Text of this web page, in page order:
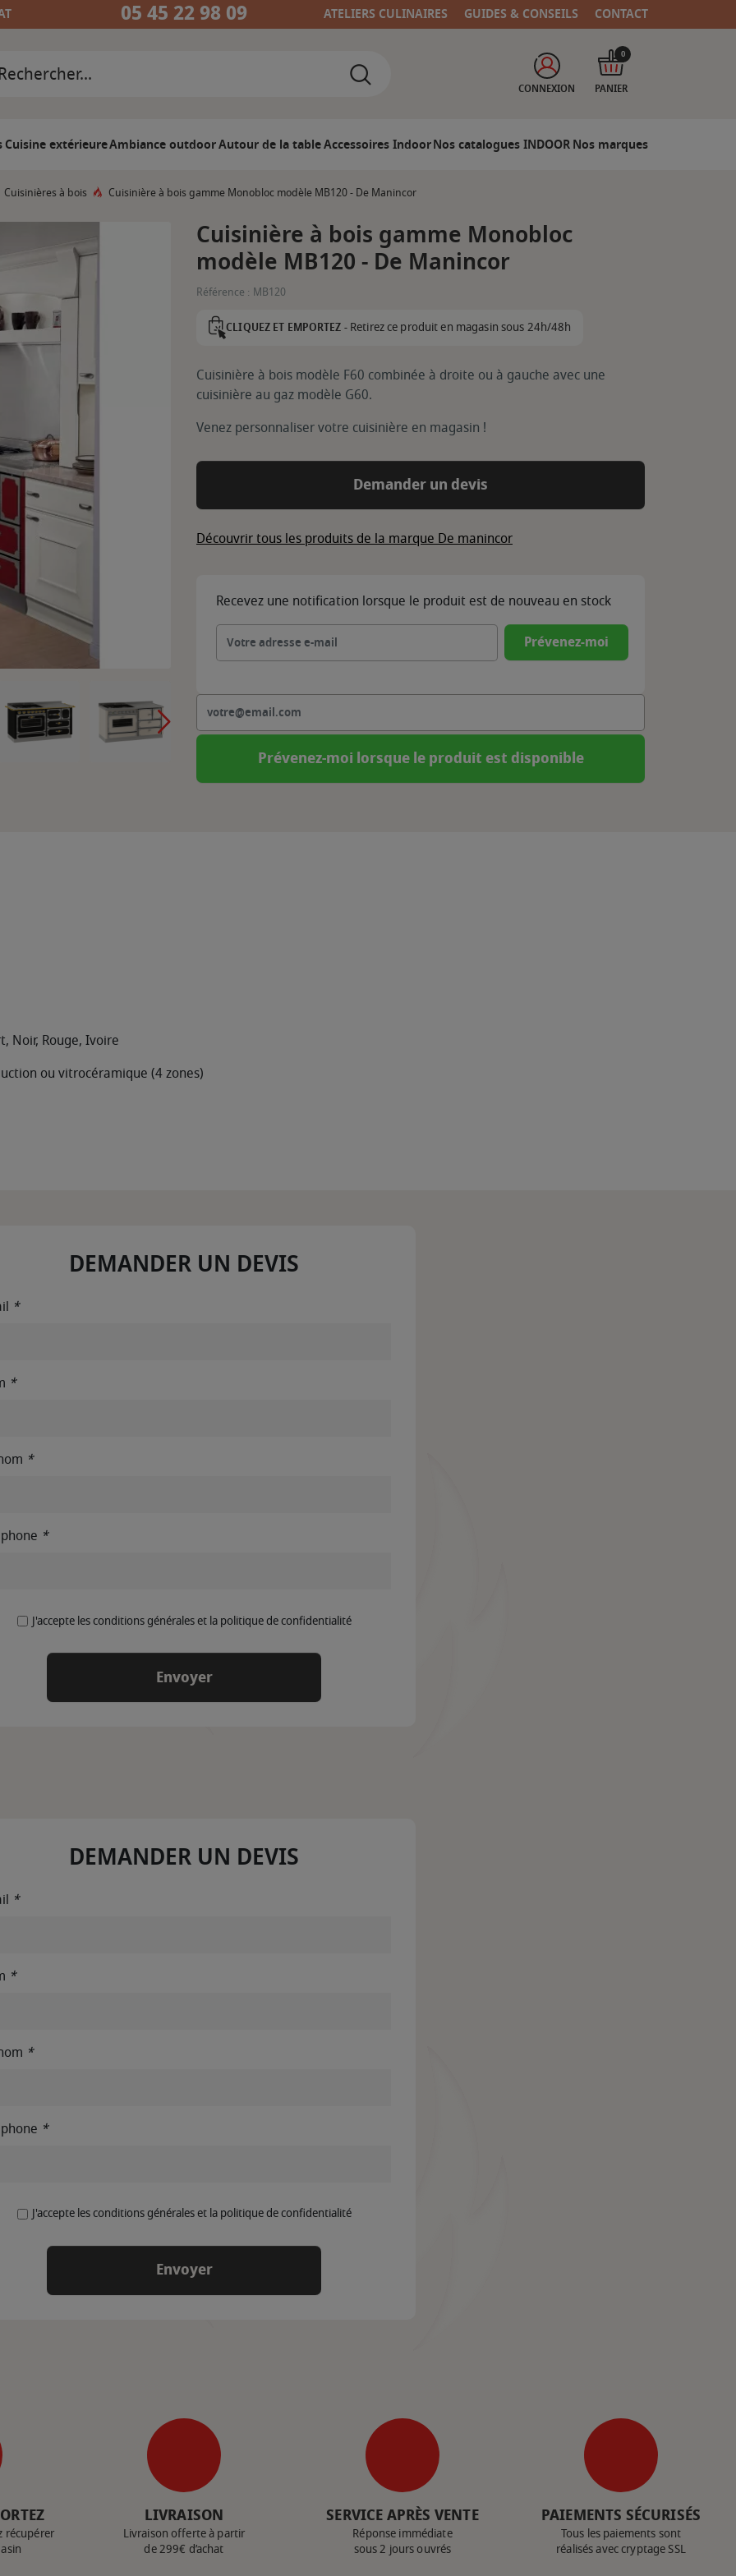
05 45 22 98 09 ATELIERS CULINAIRES GUIDES & CONSEILS CONTACT
CONNEXION PANIER
0
Cuisine extérieureAmbiance outdoorAutour de la tableAccessoires IndoorNos catalogues INDOORNos marques
Cuisinières à bois Cuisinière à bois gamme Monobloc modèle MB120 - De Manincor
Cuisinière à bois gamme Monobloc
modèle MB120 - De Manincor
Référence : MB120
CLIQUEZ ET EMPORTEZ -Retirez ce produit en magasin sous 24h/48h
Cuisinière à bois modèle F60 combinée à droite ou à gauche avec une
cuisinière au gaz modèle G60.
Venez personnaliser votre cuisinière en magasin !
Demander un devis
Découvrir tous les produits de la marque De manincor
Recevez une notification lorsque le produit est de nouveau en stock
Prévenez-moi
Prévenez-moi lorsque le produit est disponible
Noir, Rouge, Ivoire
ou vitrocéramique (4 zones)
DEMANDER UN DEVIS
*
*
*
*
J'accepte les conditions générales et la politique de confidentialité
DEMANDER UN DEVIS
*
*
*
*
J'accepte les conditions générales et la politique de confidentialité
récupérer
LIVRAISON
Livraison offerte à partir
de 299€ d’achat
SERVICE APRÈS VENTE
Réponse immédiate
sous 2 jours ouvrés
PAIEMENTS SÉCURISÉS
Tous les paiements sont
réalisés avec cryptage SSL